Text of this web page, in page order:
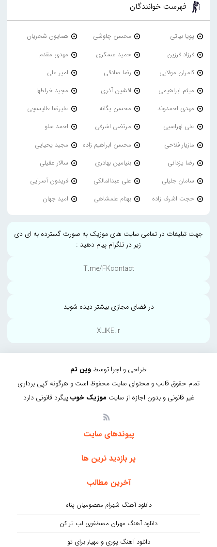
فهرست خوانندگان
پویا بیاتی محسن چاوشی
همایون شجریان
فرزاد فرزین
حمید عسکری
مهدی مقدم
کامران مولایی
رضا صادقی
امیر علی
میثم ابراهیمی
افشین آذری
مجید خراطها
مهدی احمدوند
محسن یگانه
علیرضا طلیسچی
علی لهراسبی
مرتضی اشرفی
احمد سلو
مازیار فلاحی
محسن ابراهیم زاده
مجید یحیایی
رضا یزدانی
بنیامین بهادری
سالار عقیلی
سامان جلیلی
علی عبدالمالکی
فریدون آسرایی
حجت اشرف زاده
بهنام علمشاهی امید جهان
جهت تبلیغات در تمامی سایت های موزیک به صورت گسترده به ای دی
زیر در تلگرام پیام دهید :
T.me/FKcontact
در فضای مجازی بیشتر دیده شوید
XLIKE.ir
طراحی و اجرا توسط وین تم
تمام حقوق قالب و محتوای سایت محفوظ است و هرگونه کپی برداری
غیر قانونی و بدون اجازه از سایت موزیک خوبپیگرد قانونی دارد
پیوندهای سایت
پر بازدید ترین ها
آخرین مطالب
دانلود آهنگ شهرام معصومیان پناه
دانلود آهنگ مهران مصطفوی لب تر کن
دانلود آهنگ پوری و مهیار برای تو